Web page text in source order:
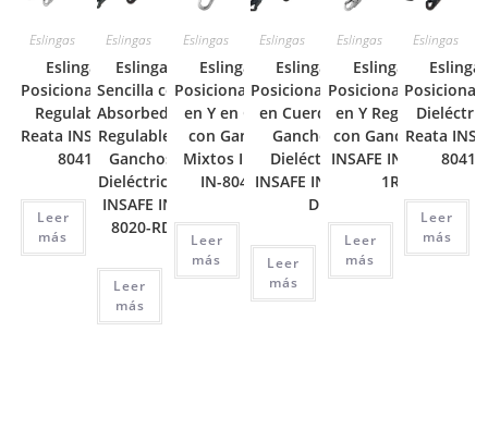
Eslingas
Eslinga de
Posicionamiento
Regulable en
Reata INSAFE IN-
8041-R
Leer
más
Eslingas
Eslinga
Sencilla con
Absorbedor
Regulable y
Ganchos
Dieléctricos
INSAFE IN-
8020-RD
Leer
más
Eslingas
Eslinga de
Posicionamiento
en Y en Guaya
con Ganchos
Mixtos INSAFE
IN-8042-G
Leer
más
Eslingas
Eslinga de
Posicionamiento
en Cuerda con
Ganchos ¾
Dieléctricos
INSAFE IN-8040-
D
Leer
más
Eslingas
Eslinga de
Posicionamiento
en Y Regulable
con Ganchos ¾
INSAFE IN-8042-
1R
Leer
más
Eslingas
Eslinga
Reata
8041-
Leer
más